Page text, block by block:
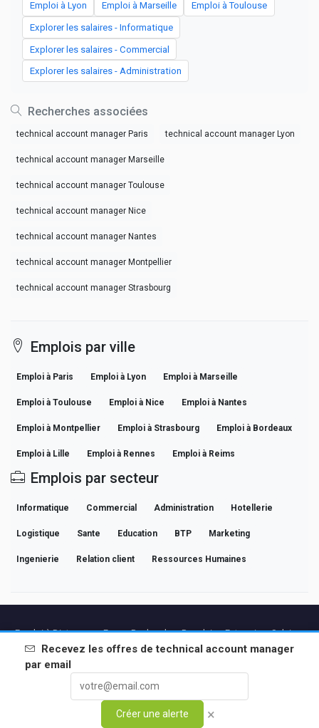
Emploi à Lyon Emploi à Marseille Emploi à Toulouse
Explorer les salaires - Informatique
Explorer les salaires - Commercial
Explorer les salaires - Administration
Recherches associées
technical account manager Paris technical account manager Lyon
technical account manager Marseille
technical account manager Toulouse
technical account manager Nice
technical account manager Nantes
technical account manager Montpellier
technical account manager Strasbourg
Emplois par ville
Emploi à Paris Emploi à Lyon Emploi à Marseille
Emploi à Toulouse Emploi à Nice Emploi à Nantes
Emploi à Montpellier Emploi à Strasbourg Emploi à Bordeaux
Emploi à Lille Emploi à Rennes Emploi à Reims
Emplois par secteur
Informatique Commercial Administration Hotellerie
Logistique Sante Education BTP Marketing
Ingenierie Relation client Ressources Humaines
Recevez les offres detechnical account manager
par email
Créer une alerte ×
Emploi à Distance en FranceRecherches PopulairesEntreprisesSalaires
Guides de Carrière ProfessionnelleParcourir les offres
Mentions légales Confidentialite
Annuler Premium
© 2026 BEBEE PLATFORM SL - ID ESB84471838